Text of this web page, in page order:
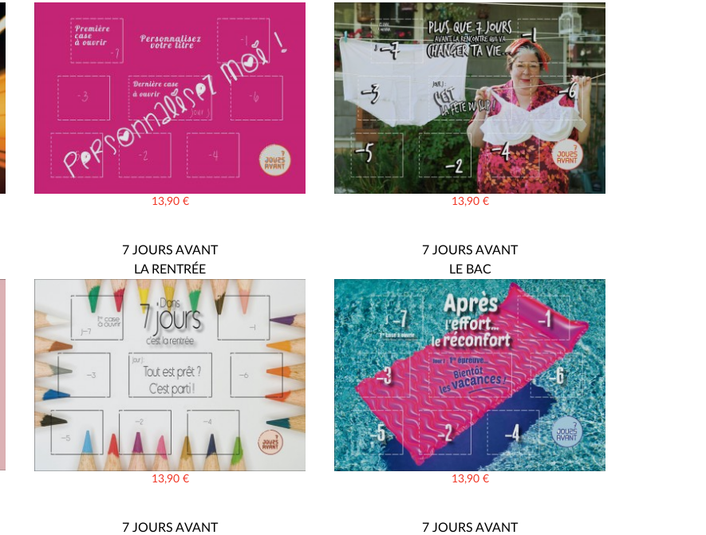
13,90 € 13,90 €
7 JOURS AVANT
LA RENTRÉE
13,90 €
7 JOURS AVANT
LE BAC
13,90 €
7 JOURS AVANT
7 JOURS AVANT